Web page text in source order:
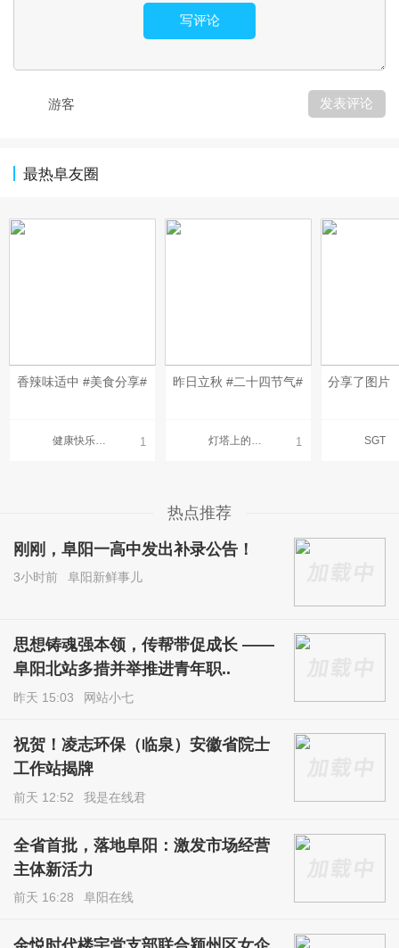
写评论
游客 发表评论
最热阜友圈
香辣味适中 #美食分享#
1
昨日立秋 #二十四节气#
1
分享了图片
SGT
热点推荐
刚刚，阜阳一高中发出补录公告！
3小时前 阜阳新鲜事儿
思想铸魂强本领，传帮带促成长 ——
阜阳北站多措并举推进青年职..
昨天 15:03 网站小七
祝贺！凌志环保（临泉）安徽省院士
工作站揭牌
前天 12:52 我是在线君
全省首批，落地阜阳：激发市场经营
主体新活力
前天 16:28 阜阳在线